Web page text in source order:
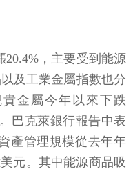
，主要受到能源
及工業金屬指數也分
貴金屬今年以來下跌
巴克萊銀行報告中表
產管理規模從去年年
元。其中能源商品吸